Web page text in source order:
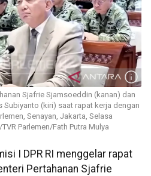
Sjafrie Sjamsoeddin (kanan) dan
Subiyanto (kiri) saat rapat kerja dengan
Senayan, Jakarta, Selasa
Parlemen/Fath Putra Mulya
I DPR RI menggelar rapat
Pertahanan Sjafrie